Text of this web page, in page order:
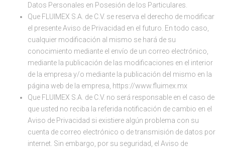
Datos Personales en Posesión de los Particulares.
Que FLUIMEX S.A. de C.V. se reserva el derecho de modificar
el presente Aviso de Privacidad en el futuro. En todo caso,
cualquier modificación al mismo se hará de su
conocimiento mediante el envío de un correo electrónico,
mediante la publicación de las modificaciones en el interior
de la empresa y/o mediante la publicación del mismo en la
página web de la empresa, https://www.fluimex.mx
Que FLUIMEX S.A. de C.V. no será responsable en el caso de
que usted no reciba la referida notificación de cambio en el
Aviso de Privacidad si existiere algún problema con su
cuenta de correo electrónico o de transmisión de datos por
internet. Sin embargo, por su seguridad, el Aviso de